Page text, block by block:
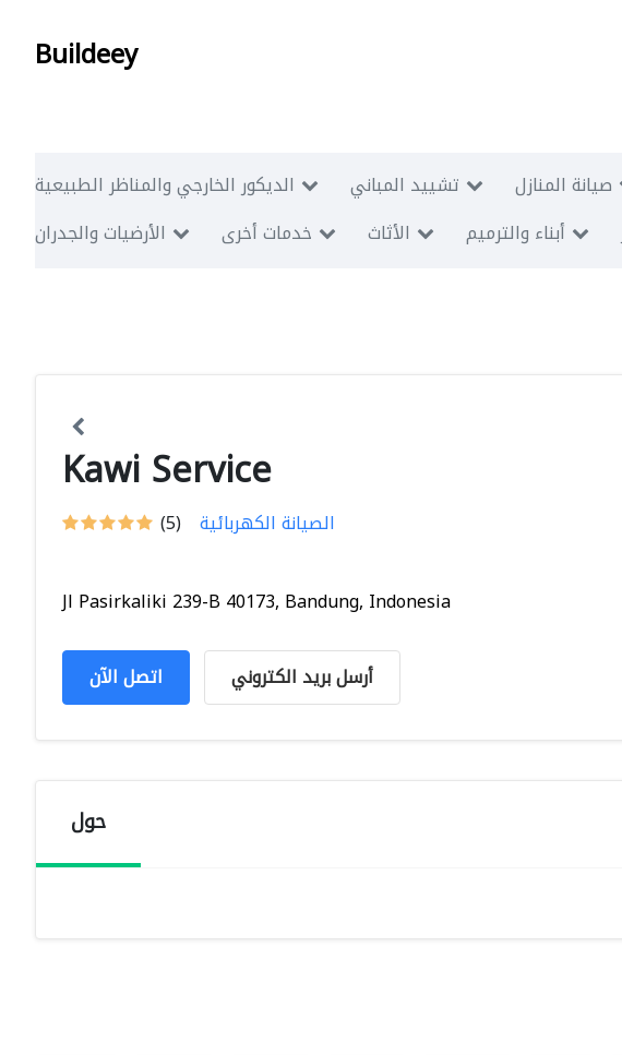
Buildeey
الديكور الخارجي والمناظر الطبيعية تشييد المباني صيانة المنازل
الأرضيات والجدران
خدمات أخرى الأثاث أبناء والترميم
Kawi Service
(5) الصيانة الكهربائية
Jl Pasirkaliki 239-B 40173, Bandung, Indonesia
اتصل الآن أرسل بريد الكتروني
حول